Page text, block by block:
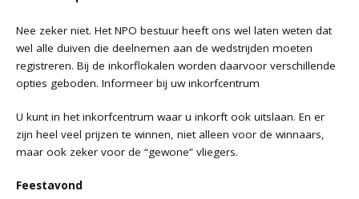
Nee zeker niet. Het NPO bestuur heeft ons wel laten weten dat
wel alle duiven die deelnemen aan de wedstrijden moeten
registreren. Bij de inkorflokalen worden daarvoor verschillende
opties geboden. Informeer bij uw inkorfcentrum
U kunt in het inkorfcentrum waar u inkorft ook uitslaan. En er
zijn heel veel prijzen te winnen, niet alleen voor de winnaars,
maar ook zeker voor de “gewone” vliegers.
Feestavond